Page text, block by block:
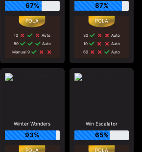
67%
10
Auto
80
Auto
Manual 9
87%
30
Auto
10
Auto
60
Auto
Winter Wonders
93%
Win Escalator
65%